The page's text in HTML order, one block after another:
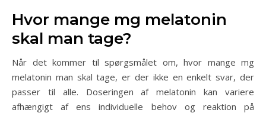
Hvor mange mg melatonin
skal man tage?
Når det kommer til spørgsmålet om, hvor mange mg
melatonin man skal tage, er der ikke en enkelt svar, der
passer til alle. Doseringen af melatonin kan variere
afhængigt af ens individuelle behov og reaktion på